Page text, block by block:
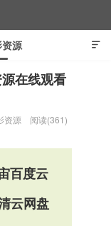

源
在线观看
资源 阅读(361)
百度云
云网盘